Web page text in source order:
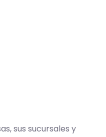
sus sucursales y